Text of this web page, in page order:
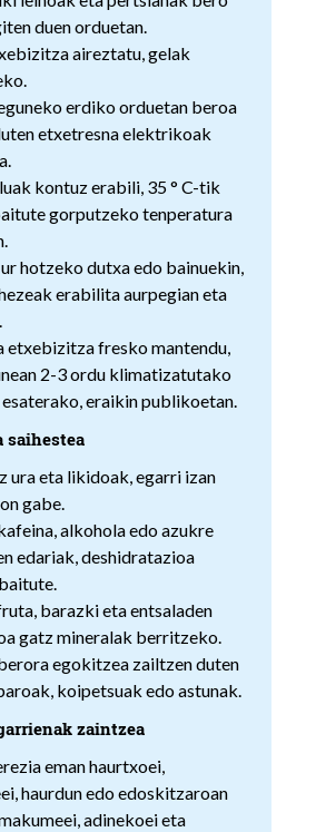
duen orduetan.
aireztatu, gelak
erdiko orduetan beroa
etxetresna elektrikoak
kontuz erabili, 35 ° C-tik
gorputzeko tenperatura
hotzeko dutxa edo bainuekin,
erabilita aurpegian eta
etxebizitza fresko mantendu,
2-3 ordu klimatizatutako
esaterako, eraikin publikoetan.
saihestea
ura eta likidoak, egarri izan
gabe.
alkohola edo azukre
edariak, deshidratazioa
barazki eta entsaladen
gatz mineralak berritzeko.
egokitzea zailtzen duten
koipetsuak edo astunak.
zaintzea
eman haurtxoei,
haurdun edo edoskitzaroan
adinekoei eta